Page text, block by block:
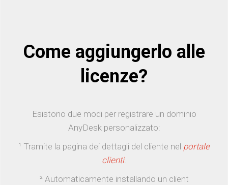
Come aggiungerlo alle
licenze?
Esistono due modi per registrare un dominio
AnyDesk personalizzato:
¹ Tramite la pagina dei dettagli del cliente nel portale
clienti.
² Automaticamente installando un client